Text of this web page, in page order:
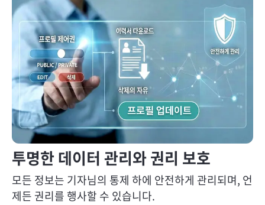
투명한 데이터 관리와 권리 보호
모든 정보는 기자님의 통제 하에 안전하게 관리되며, 언
제든 권리를 행사할 수 있습니다.